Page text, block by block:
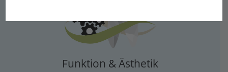
Funktion & Ästhetik